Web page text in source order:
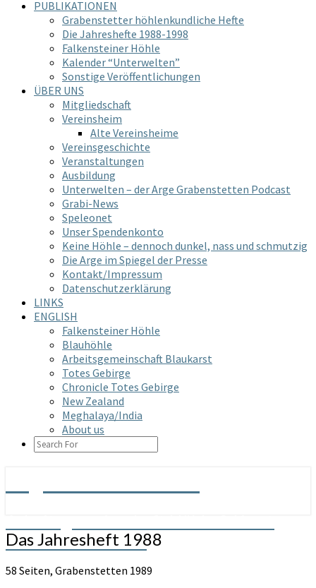
PUBLIKATIONEN
Grabenstetter höhlenkundliche Hefte
Die Jahreshefte 1988-1998
Falkensteiner Höhle
Kalender “Unterwelten”
Sonstige Veröffentlichungen
ÜBER UNS
Mitgliedschaft
Vereinsheim
Alte Vereinsheime
Vereinsgeschichte
Veranstaltungen
Ausbildung
Unterwelten – der Arge Grabenstetten Podcast
Grabi-News
Speleonet
Unser Spendenkonto
Keine Höhle – dennoch dunkel, nass und schmutzig
Die Arge im Spiegel der Presse
Kontakt/Impressum
Datenschutzerklärung
LINKS
ENGLISH
Falkensteiner Höhle
Blauhöhle
Arbeitsgemeinschaft Blaukarst
Totes Gebirge
Chronicle Totes Gebirge
New Zealand
Meghalaya/India
About us
SEARCH
ICON
Grabenstetten e.V.
Das
Jahresheft
1988
Das Jahresheft 1988
58 Seiten, Grabenstetten 1989